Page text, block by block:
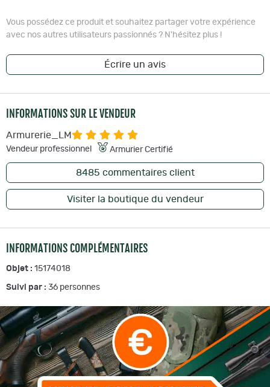
Vous possédez ce produit et souhaitez partager votre expérience
avec nos autres utilisateurs passionnés ? N'hésitez plus !
Écrire un avis
INFORMATIONS SUR LE VENDEUR
Armurerie_LM
Vendeur professionnel Armurier Certifié
8485 commentaires client
Visiter la boutique du vendeur
INFORMATIONS COMPLÉMENTAIRES
Objet : 15174018
Suivi par : 36 personnes